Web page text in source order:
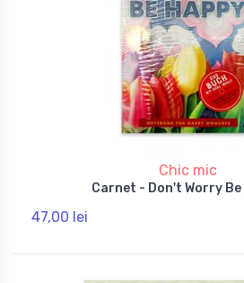
Chic mic
Carnet - Don't Worry Be
47,00 lei